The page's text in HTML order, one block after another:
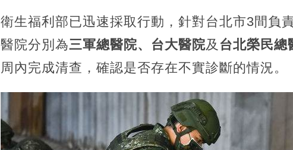
衛生福利部已迅速採取行動，針對台北市3間負
醫院分別為三軍總醫院、台大醫院及 台北榮民總
周內完成清查，確認是否存在不實診斷的情況。